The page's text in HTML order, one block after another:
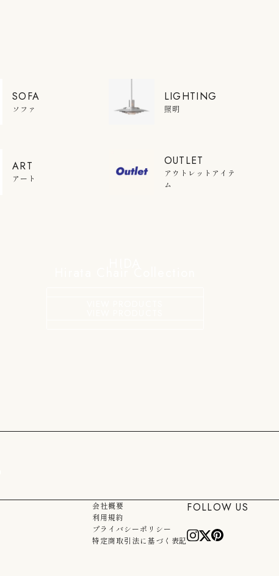
SOFA
ソファ
LIGHTING
照明
ART
アート
OUTLET
アウトレットアイテ
ム
会社概要
利用規約
プライバシーポリシー
特定商取引法に基づく表記
FOLLOW US
Instagram
TwitterPinterest